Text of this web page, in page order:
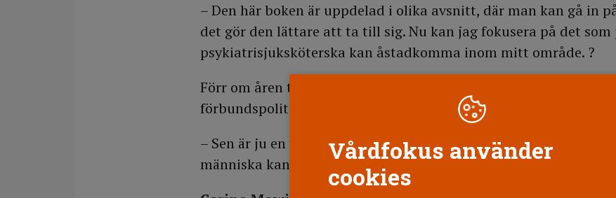
– Den här boken är uppdelad i olika avsnitt, där man kan gå in
det gör den lättare att ta till sig. Nu kan jag fokusera på det som
psykiatrisjuksköterska kan åstadkomma inom mitt område. ?
Förr om åren tycker hon inte att hon riktigt har kunnat ta till sig
förbundspolitiska idén.?
– Sen är ju en vision alltid en vision, men den är något att
människa kan göra något, säger Pernilla Zwettler.?
Vårdfokus använder
cookies